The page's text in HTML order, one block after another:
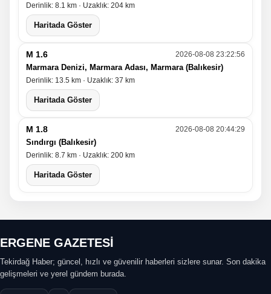
Derinlik: 8.1 km · Uzaklık: 204 km
Haritada Göster
M 1.6 2026-08-08 23:22:56
Marmara Denizi, Marmara Adası, Marmara (Balıkesir)
Derinlik: 13.5 km · Uzaklık: 37 km
Haritada Göster
M 1.8 2026-08-08 20:44:29
Sındırgı (Balıkesir)
Derinlik: 8.7 km · Uzaklık: 200 km
Haritada Göster
ERGENE GAZETESİ
Tekirdağ Haber; güncel, hızlı ve güvenilir haberleri sizlere sunar. Son dakika
gelişmeleri ve yerel gündem burada.